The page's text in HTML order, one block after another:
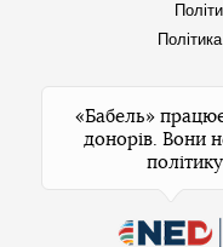
«Бабель»
донорів. Вони